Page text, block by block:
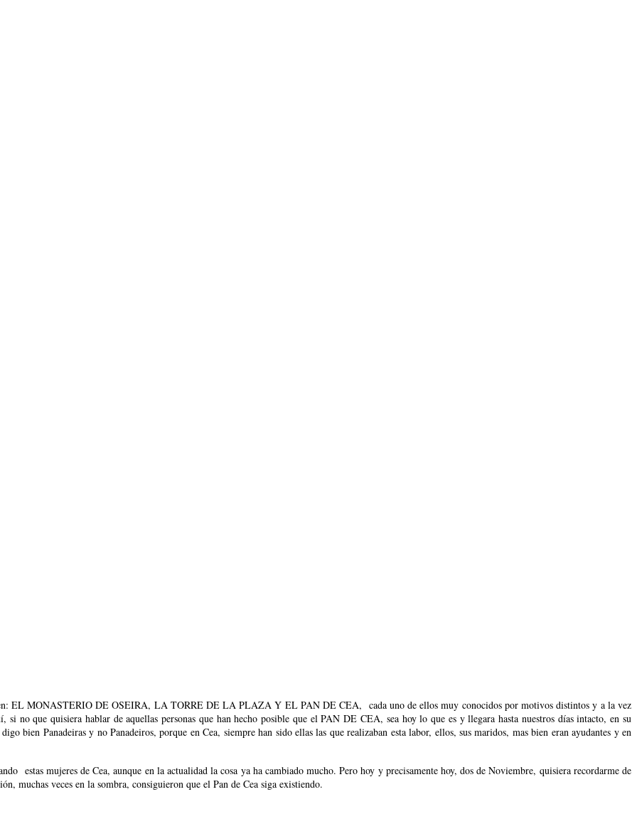
EL MONASTERIO DE OSEIRA, LA TORRE DE LA PLAZA Y EL PAN DE CEA, cada uno de ellos muy conocidos por motivos distintos y a la vez
no que quisiera hablar de aquellas personas que han hecho posible que el PAN DE CEA, sea hoy lo que es y llegara hasta nuestros días intacto, en su
bien Panadeiras y no Panadeiros, porque en Cea, siempre han sido ellas las que realizaban esta labor, ellos, sus maridos, mas bien eran ayudantes y en
estas mujeres de Cea, aunque en la actualidad la cosa ya ha cambiado mucho. Pero hoy y precisamente hoy, dos de Noviembre, quisiera recordarme de
muchas veces en la sombra, consiguieron que el Pan de Cea siga existiendo.